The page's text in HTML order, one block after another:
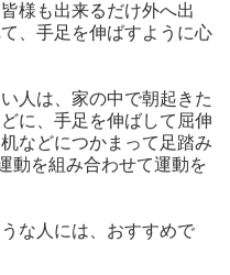
様も出来るだけ外へ出
、手足を伸ばすように心
人は、家の中で朝起きた
に、手足を伸ばして屈伸
などにつかまって足踏み
動を組み合わせて運動を
な人には、おすすめで